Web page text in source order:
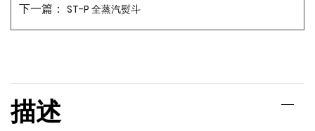
下一篇： ST-P 全蒸汽熨斗
描述